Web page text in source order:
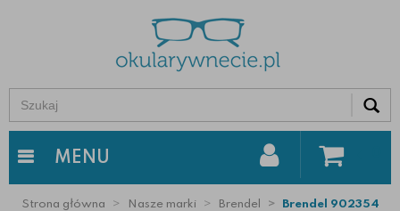
MENU
Strona główna Nasze marki Brendel
Brendel 902354